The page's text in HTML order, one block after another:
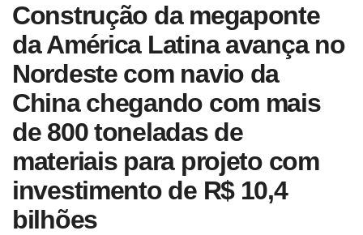
Construção da megaponte
da América Latina avança no
Nordeste com navio da
China chegando com mais
de 800 toneladas de
materiais para projeto com
investimento de R$ 10,4
bilhões